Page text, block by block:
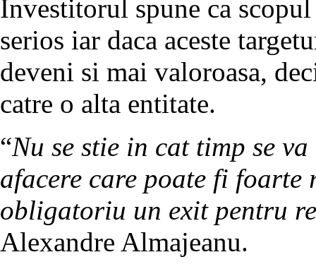
Investitorul spune ca
serios iar daca aceste
deveni si mai valoroasa,
catre o alta entitate.
“Nu se stie in cat timp se
afacere care poate fi foarte
obligatoriu un exit pentru
Alexandre Almajeanu.